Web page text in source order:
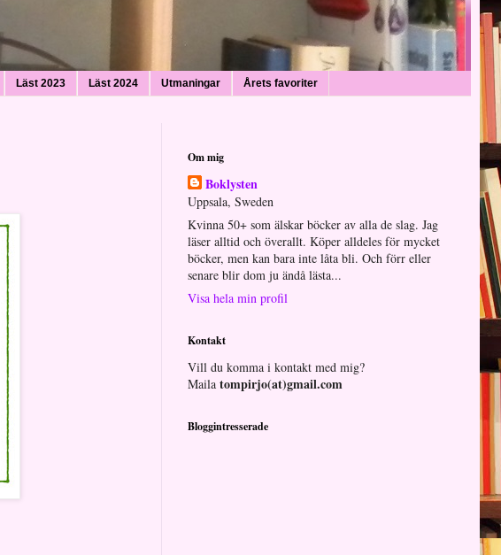
Läst 2023 Läst 2024 Utmaningar Årets favoriter
Om mig
Boklysten
Uppsala, Sweden
Kvinna 50+ som älskar böcker av alla de slag. Jag
läser alltid och överallt. Köper alldeles för mycket
böcker, men kan bara inte låta bli. Och förr eller
senare blir dom ju ändå lästa...
Visa hela min profil
Kontakt
Vill du komma i kontakt med mig?
Maila tompirjo(at)gmail.com
Bloggintresserade